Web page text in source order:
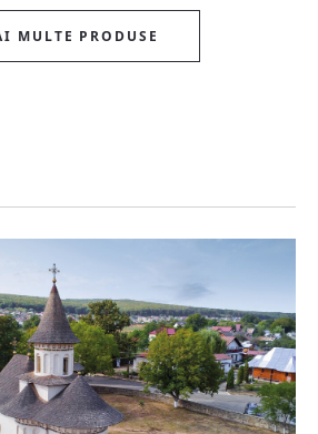
MULTE PRODUSE